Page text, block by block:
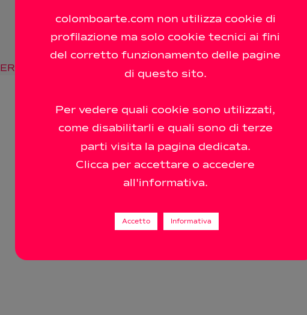
colomboarte.com non utilizza cookie di
profilazione ma solo cookie tecnici ai fini
del corretto funzionamento delle pagine
di questo sito.
Per vedere quali cookie sono utilizzati,
come disabilitarli e quali sono di terze
parti visita la pagina dedicata.
Clicca per accettare o accedere
all'informativa.
Accetto Informativa
inclusive.
2026 - All Rights Reserved - P.Iva/Cf 12748100158